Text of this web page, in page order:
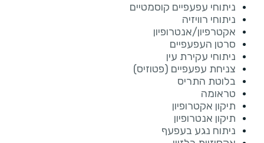
ניתוחי עפעפיים קוסמטיים
ניתוחי רוויזיה
אקטרפיון/אנטרופיון
סרטן העפעפיים
ניתוחי עקירת עין
צניחת עפעפיים (פטוזיס)
בלוטת התריס
טראומה
תיקון אקטרופיון
תיקון אנטרופיון
ניתוח נגע בעפעף